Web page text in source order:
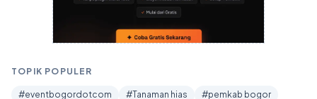
TOPIK POPULER
#eventbogordotcom #Tanaman hias
#pemkab bogor